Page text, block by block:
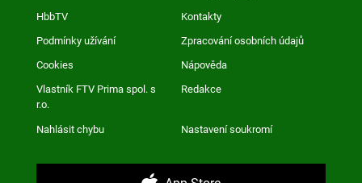
HbbTV Kontakty
Podmínky užívání Zpracování osobních údajů
Cookies Nápověda
Vlastník FTV Prima spol. s
r.o.
Redakce
Nahlásit chybu Nastavení soukromí